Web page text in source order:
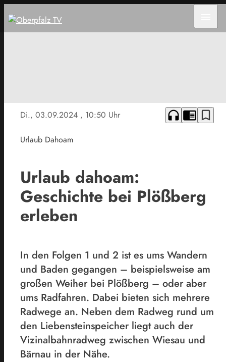
Di., 03.09.2024 , 10:50 Uhr headphones chrome_reader_mode bookmark_border
Urlaub Dahoam
Urlaub dahoam:
Geschichte bei Plößberg
erleben
In den Folgen 1 und 2 ist es ums Wandern
und Baden gegangen – beispielsweise am
großen Weiher bei Plößberg – oder aber
ums Radfahren. Dabei bieten sich mehrere
Radwege an. Neben dem Radweg rund um
den Liebensteinspeicher liegt auch der
Vizinalbahnradweg zwischen Wiesau und
Bärnau in der Nähe.